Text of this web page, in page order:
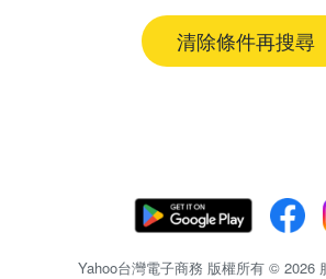
清除條件再搜尋
Yahoo台灣電子商務 版權所有 © 2026